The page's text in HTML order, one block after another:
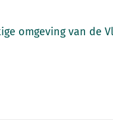
omgeving van de